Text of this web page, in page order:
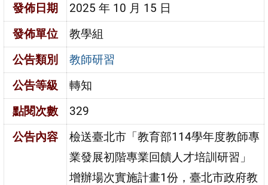
發佈日期
2025 年 10 月 15 日
發佈單位
教學組
公告類別
教師研習
公告等級
轉知
點閱次數
329
公告內容
檢送臺北市「教育部114學年度教師專
業發展初階專業回饋人才培訓研習」
增辦場次實施計畫1份，臺北市政府教